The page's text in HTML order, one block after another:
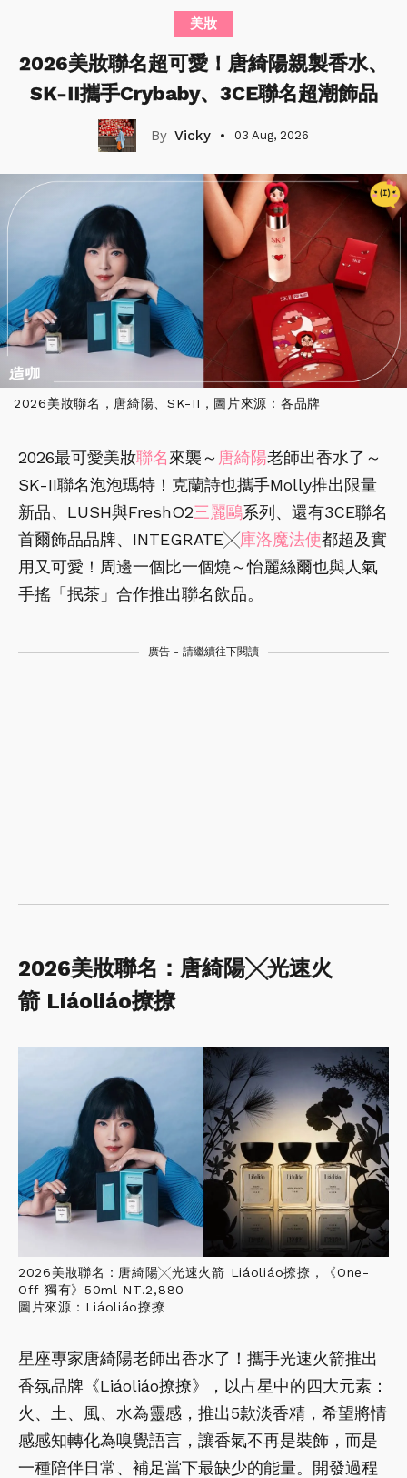
美妝
2026美妝聯名超可愛！唐綺陽親製香水、
SK-II攜手Crybaby、3CE聯名超潮飾品
Vicky 03 Aug, 2026
2026美妝聯名，唐綺陽、SK-II，圖片來源：各品牌
2026最可愛美妝聯名來襲～ 唐綺陽老師出香水了～
SK-II聯名泡泡瑪特！克蘭詩也攜手Molly推出限量
新品、LUSH與FreshO2三麗鷗系列、還有3CE聯名
首爾飾品品牌、INTEGRATE╳庫洛魔法使都超及實
用又可愛！周邊一個比一個燒～怡麗絲爾也與人氣
手搖「抿茶」合作推出聯名飲品。
廣告 - 請繼續往下閱讀
2026美妝聯名：唐綺陽╳光速火
箭 Liáoliáo撩撩
2026美妝聯名：唐綺陽╳光速火箭 Liáoliáo撩撩，《One-
Off 獨有》50ml NT.2,880
圖片來源：Liáoliáo撩撩
星座專家唐綺陽老師出香水了！攜手光速火箭推出
香氛品牌《Liáoliáo撩撩》，以占星中的四大元素：
火、土、風、水為靈感，推出5款淡香精，希望將情
感感知轉化為嗅覺語言，讓香氣不再是裝飾，而是
一種陪伴日常、補足當下最缺少的能量。開發過程